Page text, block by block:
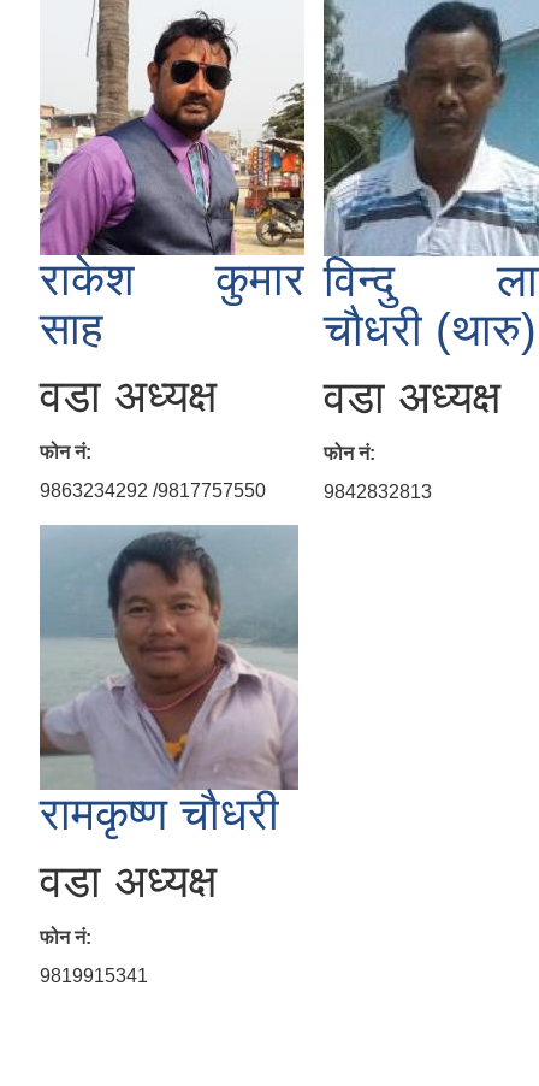
राकेश कुमार
साह
वडा अध्यक्ष
फोन नं:
9863234292 /9817757550
विन्दु
चौधरी (थारु)
वडा अध्यक्ष
फोन नं:
9842832813
रामकृष्ण चौधरी
वडा अध्यक्ष
फोन नं:
9819915341